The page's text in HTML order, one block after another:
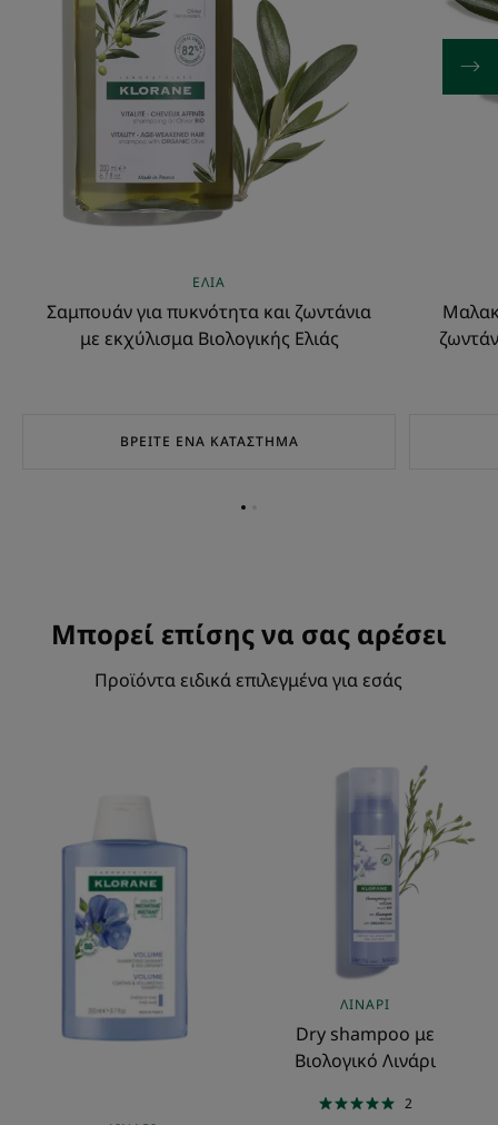
εκχύλισμα
Βιολογικής
Ελιάς
ΕΛΙΆ
Σαμπουάν για πυκνότητα και ζωντάνια
με εκχύλισμα Βιολογικής Ελιάς
ΒΡΕΊΤΕ ΈΝΑ ΚΑΤΆΣΤΗΜΑ
Go
Μπορεί επίσης να σας αρέσει
Προϊόντα ειδικά επιλεγμένα για εσάς
Λιναριού
shampoo
με
Βιολογικό
Λινάρι
ΛΙΝΆΡΙ
Dry shampoo με
Βιολογικό Λινάρι
2